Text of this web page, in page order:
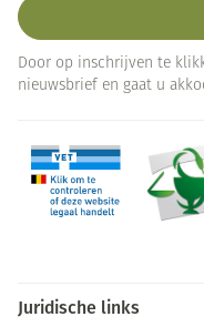
Door op inschrijven te
nieuwsbrief en gaat u
Juridische links